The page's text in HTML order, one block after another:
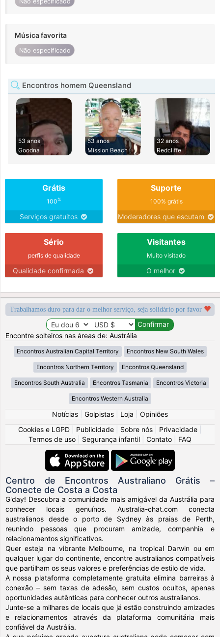
Música favorita
Não especificado
Encontros homem Queensland
53 anos
Goodna
53 anos
Mission Beach
32 anos
Redcliffe
Grátis
100%
Serviços gratuitos
Suporte
100% grátis
Moderadores que escutam
Sério
perfis de qualidade
Qualidade confirmada
Visitantes
Muito visitado
O melhor
Trabalhamos duro para dar o melhor serviço, seja solidário por favor
Encontre solteiros nas áreas de: Austrália
Encontros Australian Capital Territory Encontros New South Wales
Encontros Northern Territory Encontros Queensland
Encontros South Australia Encontros Tasmania Encontros Victoria
Encontros Western Australia
Notícias Golpistas Loja
Opiniões
Cookies e LGPD
Publicidade Sobre nós Privacidade
Termos de uso
Segurança infantil Contato FAQ
Centro de Encontros Australiano Grátis –
Conecte de Costa a Costa
G'day! Descubra a comunidade mais amigável da Austrália para
conhecer locais genuínos. Australia-chat.com conecta
australianos desde o porto de Sydney às praias de Perth,
reunindo pessoas que procuram amizade, companhia e
relacionamentos significativos.
Quer esteja na vibrante Melbourne, na tropical Darwin ou em
qualquer lugar do continente, encontre australianos compatíveis
que partilham os seus valores e preferências de estilo de vida.
A nossa plataforma completamente gratuita elimina barreiras à
conexão – sem taxas de adesão, sem custos ocultos, apenas
oportunidades autênticas para conhecer outros australianos.
Junte-se a milhares de locais que já estão construindo amizades
e relacionamentos através da plataforma comunitária mais
confiável da Austrália.